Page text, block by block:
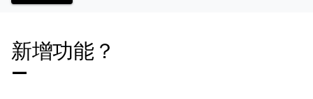
新增功能？
—